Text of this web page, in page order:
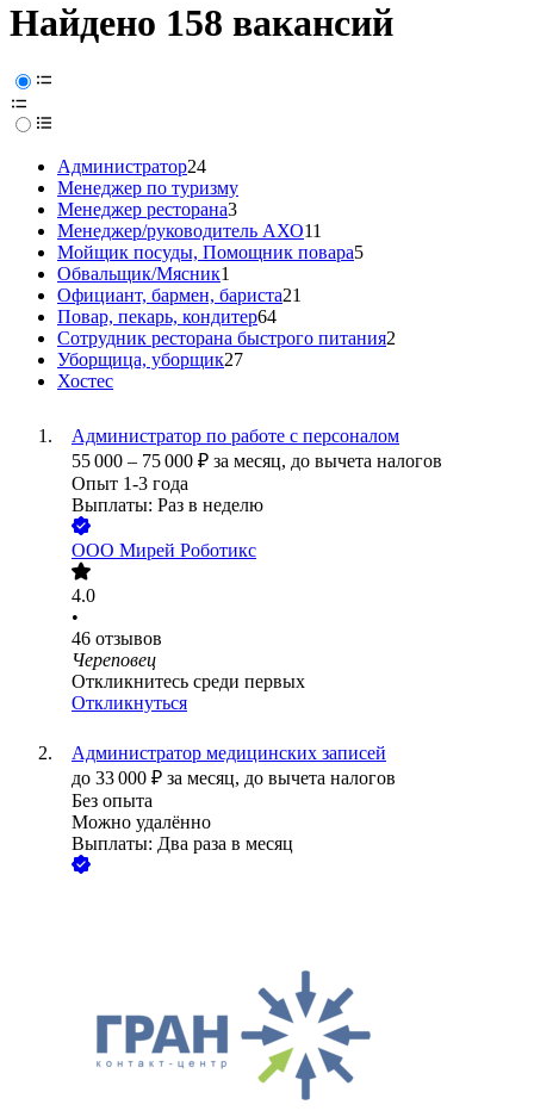
Найдено 158 вакансий
Администратор24
Менеджер по туризму
Менеджер ресторана3
Менеджер/руководитель АХО11
Мойщик посуды, Помощник повара5
Обвальщик/Мясник1
Официант, бармен, бариста21
Повар, пекарь, кондитер64
Сотрудник ресторана быстрого питания2
Уборщица, уборщик27
Хостес
Администратор по работе с персоналом
55 000 – 75 000 ₽ за месяц, до вычета налогов
Опыт 1-3 года
Выплаты: Раз в неделю
ООО Мирей Роботикс
4.0
•
46 отзывов
Череповец
Откликнитесь среди первых
Откликнуться
Администратор медицинских записей
до 33 000 ₽ за месяц, до вычета налогов
Без опыта
Можно удалённо
Выплаты: Два раза в месяц